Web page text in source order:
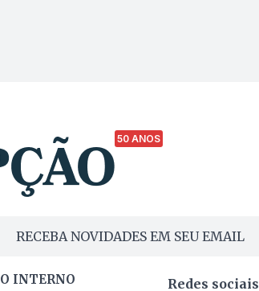
50 ANOS
RECEBA NOVIDADES EM SEU EMAIL
INTERNO Redes sociais